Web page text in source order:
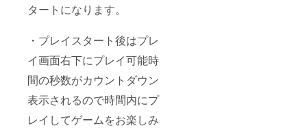
タートになります。
・プレイスタート後はプレ
イ画面右下にプレイ可能時
間の秒数がカウントダウン
表示されるので時間内にプ
レイしてゲームをお楽しみ